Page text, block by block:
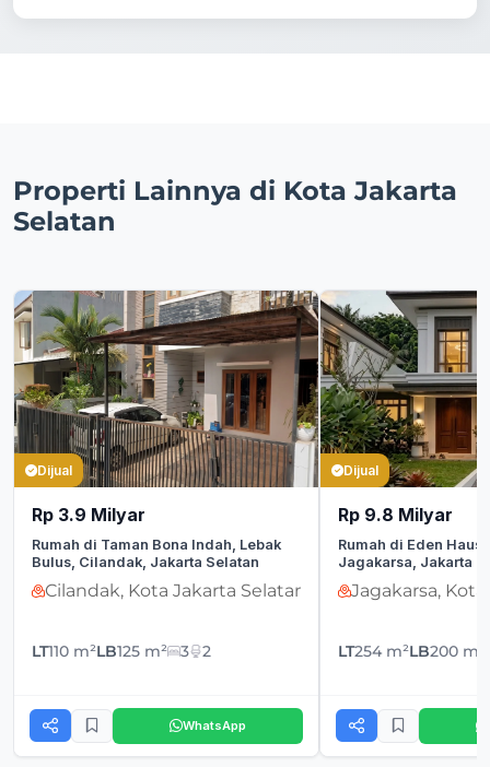
Properti Lainnya di Kota Jakarta
Selatan
Dijual
Rp 3.9 Milyar
Rumah di Taman Bona Indah, Lebak
Bulus, Cilandak, Jakarta Selatan
Cilandak, Kota Jakarta Selatan
LT110 m²LB125 m² 3 2
WhatsApp
Dijual
Rp 9.8 Milyar
Rumah di Eden
Jagakarsa, Jakarta
Jagakarsa,
LT254 m²LB200 m²